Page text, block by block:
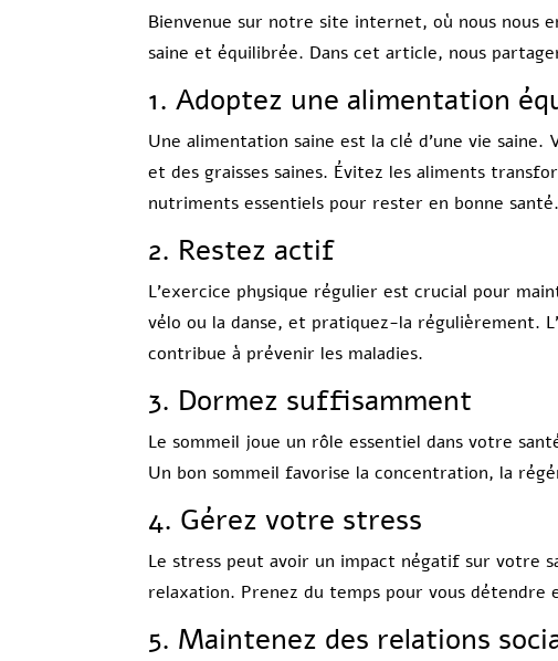
Bienvenue sur notre site internet, où nous nous
saine et équilibrée. Dans cet article, nous
1. Adoptez une alimentation
Une alimentation saine est la clé d’une vie
et des graisses saines. Évitez les aliments
nutriments essentiels pour rester en bonne santé.
2. Restez actif
L’exercice physique régulier est crucial pour
vélo ou la danse, et pratiquez-la régulièrement.
contribue à prévenir les maladies.
3. Dormez suffisamment
Le sommeil joue un rôle essentiel dans votre
Un bon sommeil favorise la concentration, la
4. Gérez votre stress
Le stress peut avoir un impact négatif sur votre
relaxation. Prenez du temps pour vous détendre
5. Maintenez des relations